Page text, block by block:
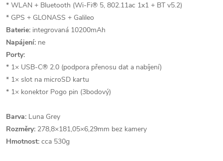
* WLAN + Bluetooth (Wi-Fi® 5, 802.11ac 1x1 + BT v5.2)
* GPS + GLONASS + Galileo
Baterie: integrovaná 10200mAh
Napájení: ne
Porty:
* 1× USB-C® 2.0 (podpora přenosu dat a nabíjení)
* 1× slot na microSD kartu
* 1× konektor Pogo pin (3bodový)
Barva: Luna Grey
Rozměry: 278,8×181,05×6,29mm bez kamery
Hmotnost: cca 530g